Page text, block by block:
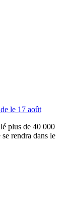
le 17 août
plus de 40 000
rendra dans le